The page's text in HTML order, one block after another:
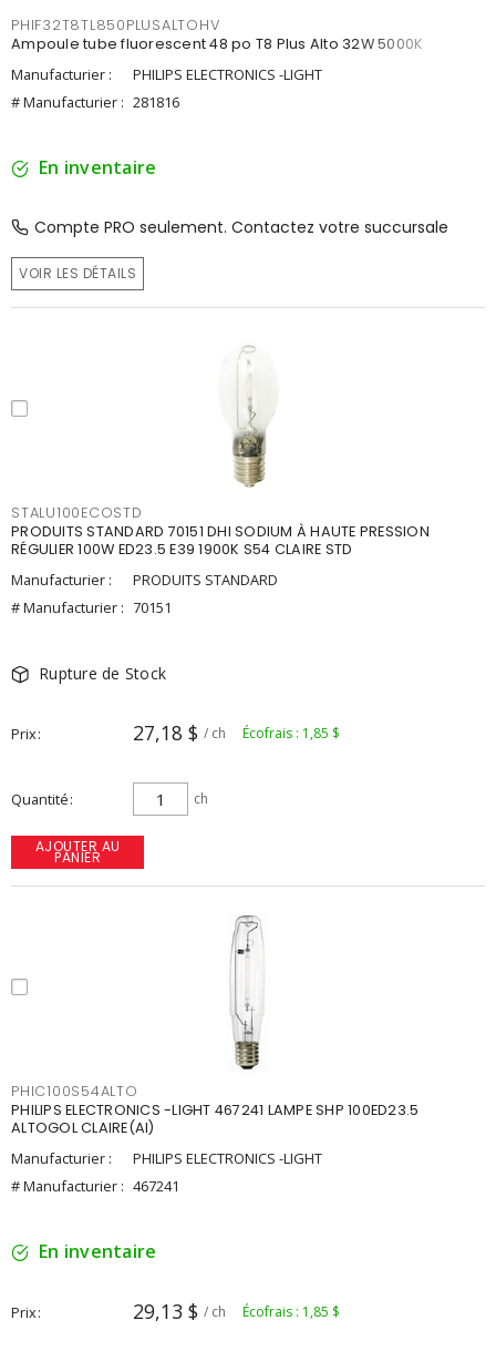
PHIF32T8TL850PLUSALTOHV
Ampoule tube fluorescent 48 po T8 Plus Alto 32W 5000K
Manufacturier :
PHILIPS ELECTRONICS -LIGHT
# Manufacturier : 281816
En inventaire
Compte PRO seulement. Contactez votre succursale
VOIR LES DÉTAILS
STALU100ECOSTD
PRODUITS STANDARD 70151 DHI SODIUM À HAUTE PRESSION
RÉGULIER 100W ED23.5 E39 1900K S54 CLAIRE STD
Manufacturier :
PRODUITS STANDARD
# Manufacturier : 70151
Rupture de Stock
Prix 27,18 $ / ch Écofrais : 1,85 $
Quantité ch
AJOUTER AU
PANIER
PHIC100S54ALTO
PHILIPS ELECTRONICS -LIGHT 467241 LAMPE SHP 100ED23.5
ALTOGOL CLAIRE(AI)
Manufacturier :
PHILIPS ELECTRONICS -LIGHT
# Manufacturier : 467241
En inventaire
Prix 29,13 $ / ch Écofrais : 1,85 $